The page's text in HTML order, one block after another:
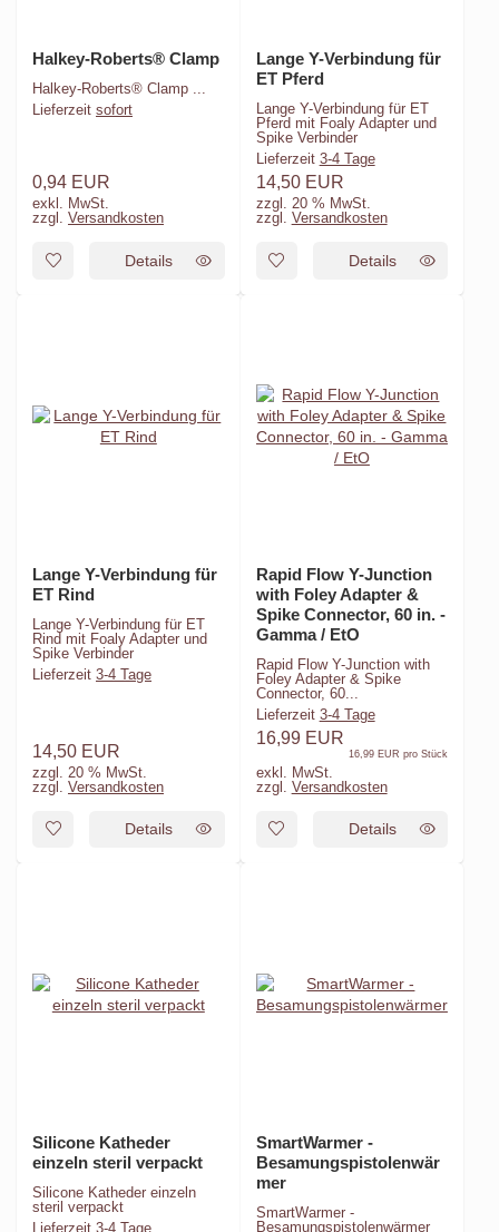
Halkey-Roberts® Clamp
Halkey-Roberts® Clamp ...
Lieferzeit sofort
0,94 EUR
exkl. MwSt.
zzgl. Versandkosten
Details
Lange Y-Verbindung für
ET Pferd
Lange Y-Verbindung für ET
Pferd mit Foaly Adapter und
Spike Verbinder
Lieferzeit 3-4 Tage
14,50 EUR
zzgl. 20 % MwSt.
zzgl. Versandkosten
Details
Lange Y-Verbindung für
ET Rind
Lange Y-Verbindung für ET
Rind mit Foaly Adapter und
Spike Verbinder
Lieferzeit 3-4 Tage
14,50 EUR
zzgl. 20 % MwSt.
zzgl. Versandkosten
Details
Rapid Flow Y-Junction
with Foley Adapter &
Spike Connector, 60 in. -
Gamma / EtO
Rapid Flow Y-Junction with
Foley Adapter & Spike
Connector, 60...
Lieferzeit 3-4 Tage
16,99 EUR
16,99 EUR pro Stück
exkl. MwSt.
zzgl. Versandkosten
Details
Silicone Katheder
einzeln steril verpackt
Silicone Katheder einzeln
steril verpackt
Lieferzeit 3-4 Tage
SmartWarmer -
Besamungspistolenwär
mer
SmartWarmer -
Besamungspistolenwärmer